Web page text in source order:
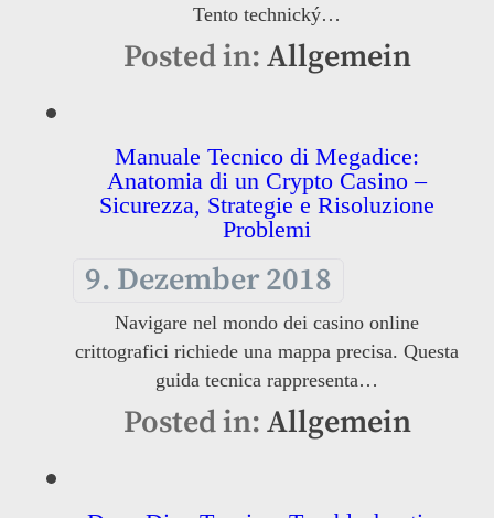
Tento technický…
Posted in: Allgemein
Manuale Tecnico di Megadice:
Anatomia di un Crypto Casino –
Sicurezza, Strategie e Risoluzione
Problemi
9. Dezember 2018
Navigare nel mondo dei casino online
crittografici richiede una mappa precisa. Questa
guida tecnica rappresenta…
Posted in: Allgemein